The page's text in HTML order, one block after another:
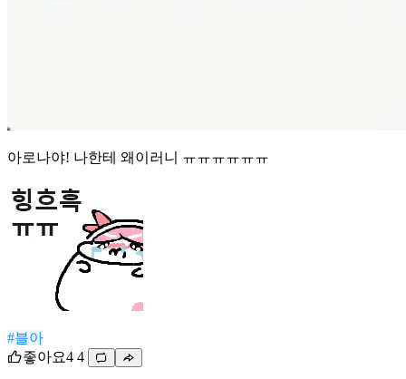
아로나야! 나한테 왜이러니 ㅠㅠㅠㅠㅠㅠ
#블아
좋아요4 4